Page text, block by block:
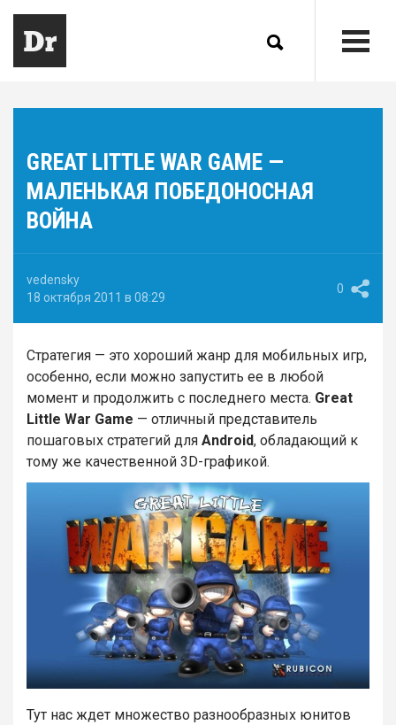
GREAT LITTLE WAR GAME —
МАЛЕНЬКАЯ ПОБЕДОНОСНАЯ
ВОЙНА
vedensky
18 октября 2011 в 08:29
0
Стратегия — это хороший жанр для мобильных игр,
особенно, если можно запустить ее в любой
момент и продолжить с последнего места. Great
Little War Game — отличный представитель
пошаговых стратегий для Android, обладающий к
тому же качественной 3D-графикой.
Тут нас ждет множество разнообразных юнитов